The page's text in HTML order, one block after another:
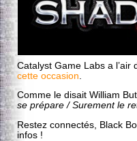
Catalyst Game Labs a l’air
cette occasion
Comme le disait William
se prépare / Surement le
Restez connectés, Black
infos !